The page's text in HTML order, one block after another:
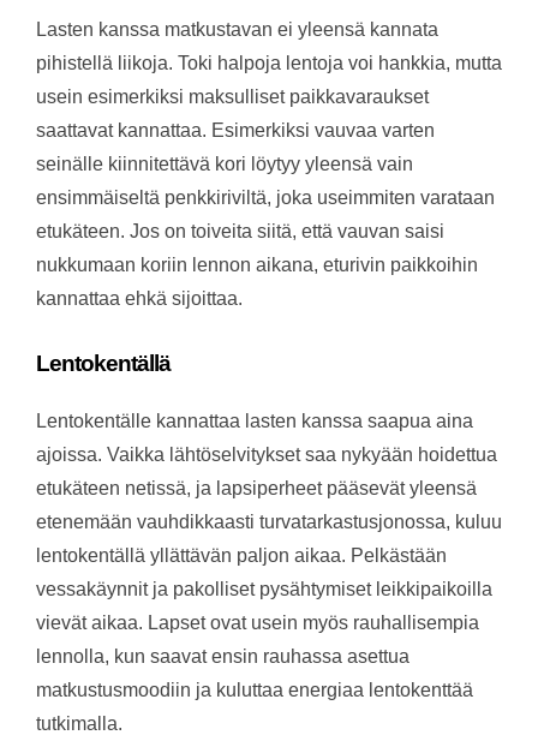
Lasten kanssa matkustavan ei yleensä kannata
pihistellä liikoja. Toki halpoja lentoja voi hankkia, mutta
usein esimerkiksi maksulliset paikkavaraukset
saattavat kannattaa. Esimerkiksi vauvaa varten
seinälle kiinnitettävä kori löytyy yleensä vain
ensimmäiseltä penkkiriviltä, joka useimmiten varataan
etukäteen. Jos on toiveita siitä, että vauvan saisi
nukkumaan koriin lennon aikana, eturivin paikkoihin
kannattaa ehkä sijoittaa.
Lentokentällä
Lentokentälle kannattaa lasten kanssa saapua aina
ajoissa. Vaikka lähtöselvitykset saa nykyään hoidettua
etukäteen netissä, ja lapsiperheet pääsevät yleensä
etenemään vauhdikkaasti turvatarkastusjonossa, kuluu
lentokentällä yllättävän paljon aikaa. Pelkästään
vessakäynnit ja pakolliset pysähtymiset leikkipaikoilla
vievät aikaa. Lapset ovat usein myös rauhallisempia
lennolla, kun saavat ensin rauhassa asettua
matkustusmoodiin ja kuluttaa energiaa lentokenttää
tutkimalla.